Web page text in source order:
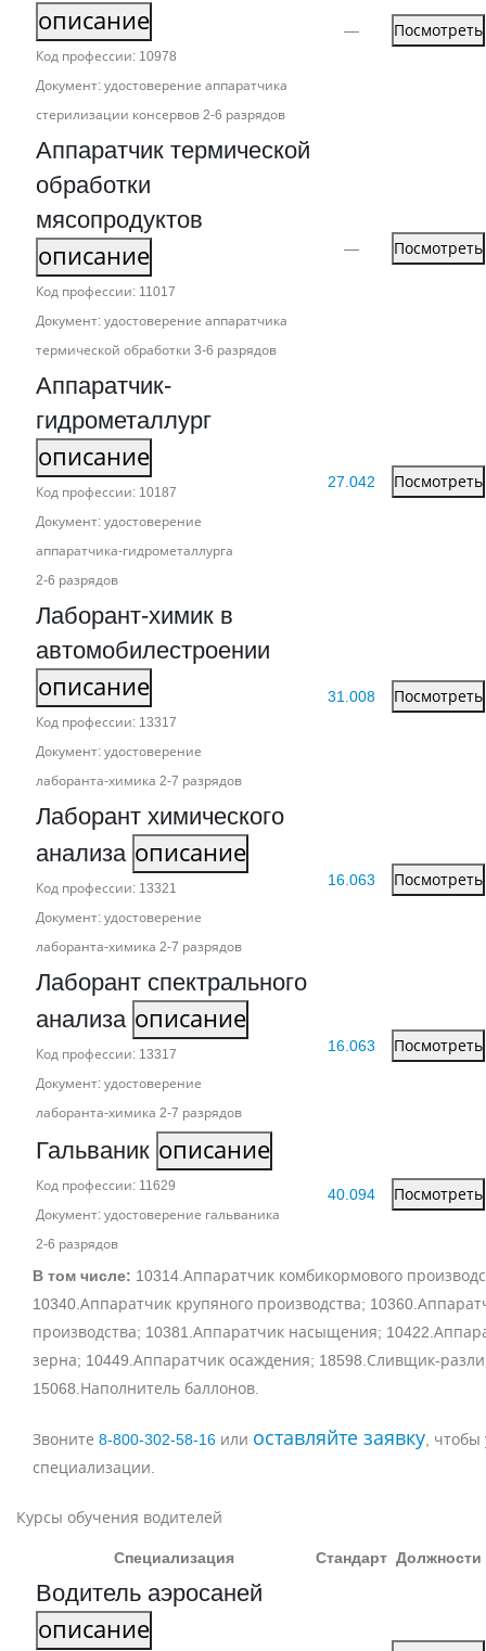
описание
Код профессии: 10978
Документ: удостоверение аппаратчика
стерилизации консервов 2‑6 разрядов
— Посмотреть
Аппаратчик термической
обработки
мясопродуктов
описание
Код профессии: 11017
Документ: удостоверение аппаратчика
термической обработки 3‑6 разрядов
— Посмотреть
Аппаратчик-
гидрометаллург
описание
Код профессии: 10187
Документ: удостоверение
аппаратчика‑гидрометаллурга
2‑6 разрядов
27.042 Посмотреть
Лаборант-химик в
автомобилестроении
описание
Код профессии: 13317
Документ: удостоверение
лаборанта‑химика 2‑7 разрядов
31.008 Посмотреть
Лаборант химического
анализа описание
Код профессии: 13321
Документ: удостоверение
лаборанта‑химика 2‑7 разрядов
16.063 Посмотреть
Лаборант спектрального
анализа описание
Код профессии: 13317
Документ: удостоверение
лаборанта‑химика 2‑7 разрядов
16.063 Посмотреть
Гальваник описание
Код профессии: 11629
Документ: удостоверение гальваника
2‑6 разрядов
40.094 Посмотреть
В том числе: 10314.Аппаратчик комбикормового
10340.Аппаратчик крупяного производства;
производства; 10381.Аппаратчик насыщения;
зерна; 10449.Аппаратчик осаждения; 18598.Сливщик-
15068.Наполнитель баллонов.
Звоните 8‑800‑302‑58‑16 или оставляйте заявку, чтобы
специализации.
Курсы обучения водителей
Специализация Стандарт Должности
Водитель аэросаней
описание